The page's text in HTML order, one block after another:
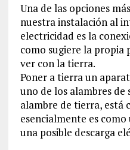
Una de las opciones
nuestra instalación al
electricidad es la
como sugiere la propia
ver con la tierra.
Poner a tierra un
uno de los alambres de
alambre de tierra, está
esencialmente es
una posible descarga